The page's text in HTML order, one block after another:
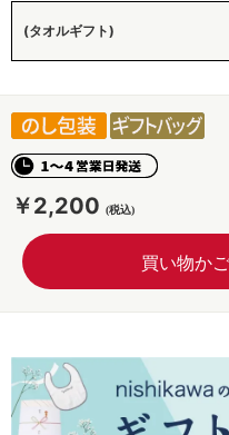
￥2,200
(タオルギフト)